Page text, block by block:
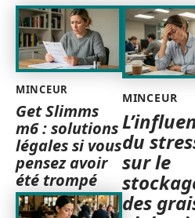
MINCEUR
Get Slimms
m6 : solutions
légales si vous
pensez avoir
été trompé
MINCEUR
du
sur le
des